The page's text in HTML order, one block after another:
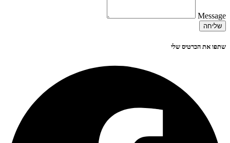
Message
שליחה
שתפו את הכרטיס שלי